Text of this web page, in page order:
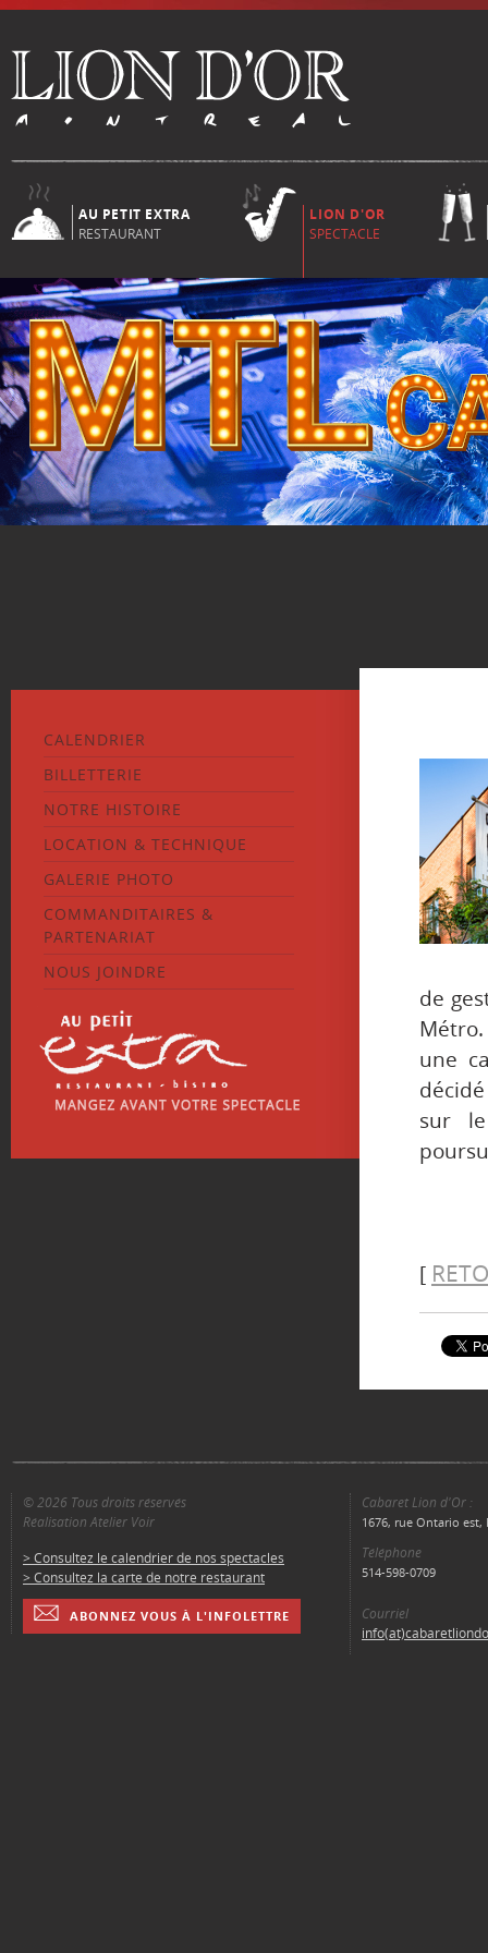
AU PETIT EXTRA
RESTAURANT
LION D'OR
SPECTACLE
CALENDRIER
BILLETTERIE
NOTRE HISTOIRE
LOCATION & TECHNIQUE
GALERIE PHOTO
COMMANDITAIRES &
PARTENARIAT
NOUS JOINDRE
de
une
sur
[
© 2026 Tous droits réservés
Réalisation Atelier Voir
> Consultez le calendrier de nos spectacles
> Consultez la carte de notre restaurant
ABONNEZ VOUS À L'INFOLETTRE
Cabaret Lion d'Or :
1676, rue Ontario est,
Téléphone
514-598-0709
Courriel